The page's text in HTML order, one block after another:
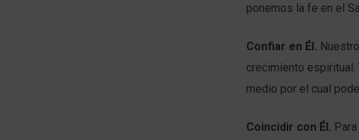
ponemos la fe en el
Confiar en Él.
crecimiento espiritual.
medio por el cual
Coincidir con Él.